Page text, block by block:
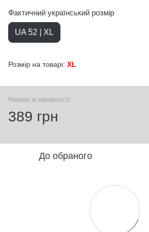
Фактичний український розмір
UA 52 | XL
Розмір на товарі: XL
Немає в наявності
389 грн
До обраного